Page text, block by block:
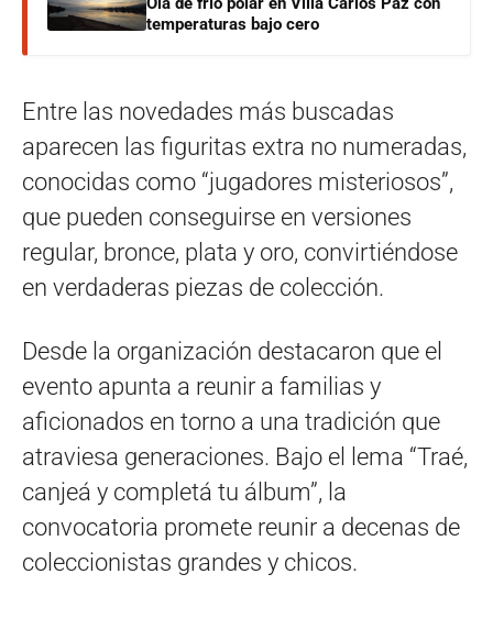
temperaturas bajo cero
Entre las novedades más buscadas
aparecen las figuritas extra no numeradas,
conocidas como “jugadores misteriosos”,
que pueden conseguirse en versiones
regular, bronce, plata y oro, convirtiéndose
en verdaderas piezas de colección.
Desde la organización destacaron que el
evento apunta a reunir a familias y
aficionados en torno a una tradición que
atraviesa generaciones. Bajo el lema “Traé,
canjeá y completá tu álbum”, la
convocatoria promete reunir a decenas de
coleccionistas grandes y chicos.